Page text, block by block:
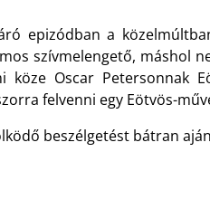
epizódban a
szívmelengető, máshol
Oscar
felvenni egy Eötvös-
beszélgetést bátran